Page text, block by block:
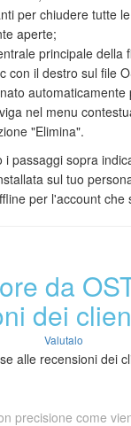
per chiudere tutte
aperte;
principale della
con il destro sul file
automaticamente
nel menu
"Elimina".
i passaggi sopra
sul tuo
per l'account che
da
dei
Valutalo
alle recensioni dei
precisione come